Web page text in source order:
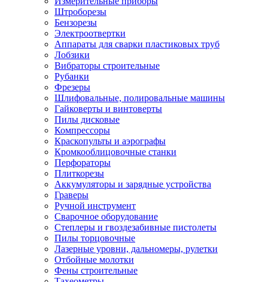
Штроборезы
Бензорезы
Электроотвертки
Аппараты для сварки пластиковых труб
Лобзики
Вибраторы строительные
Рубанки
Фрезеры
Шлифовальные, полировальные машины
Гайковерты и винтоверты
Пилы дисковые
Компрессоры
Краскопульты и аэрографы
Кромкооблицовочные станки
Перфораторы
Плиткорезы
Аккумуляторы и зарядные устройства
Граверы
Ручной инструмент
Сварочное оборудование
Степлеры и гвоздезабивные пистолеты
Пилы торцовочные
Лазерные уровни, дальномеры, рулетки
Отбойные молотки
Фены строительные